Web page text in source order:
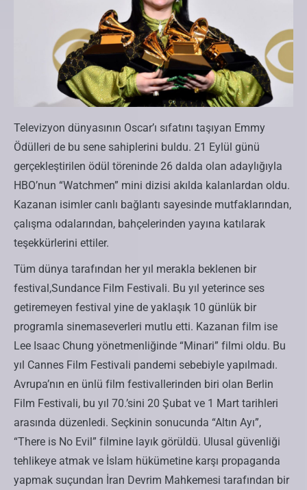
Televizyon dünyasının Oscar’ı sıfatını taşıyan Emmy
Ödülleri de bu sene sahiplerini buldu. 21 Eylül günü
gerçekleştirilen ödül töreninde 26 dalda olan adaylığıyla
HBO’nun “Watchmen” mini dizisi akılda kalanlardan oldu.
Kazanan isimler canlı bağlantı sayesinde mutfaklarından,
çalışma odalarından, bahçelerinden yayına katılarak
teşekkürlerini ettiler.
Tüm dünya tarafından her yıl merakla beklenen bir
festival,Sundance Film Festivali. Bu yıl yeterince ses
getiremeyen festival yine de yaklaşık 10 günlük bir
programla sinemaseverleri mutlu etti. Kazanan film ise
Lee Isaac Chung yönetmenliğinde “Minari” filmi oldu. Bu
yıl Cannes Film Festivali pandemi sebebiyle yapılmadı.
Avrupa’nın en ünlü film festivallerinden biri olan Berlin
Film Festivali, bu yıl 70.’sini 20 Şubat ve 1 Mart tarihleri
arasında düzenledi. Seçkinin sonucunda “Altın Ayı”,
“There is No Evil” filmine layık görüldü. Ulusal güvenliği
tehlikeye atmak ve İslam hükümetine karşı propaganda
yapmak suçundan İran Devrim Mahkemesi tarafından bir